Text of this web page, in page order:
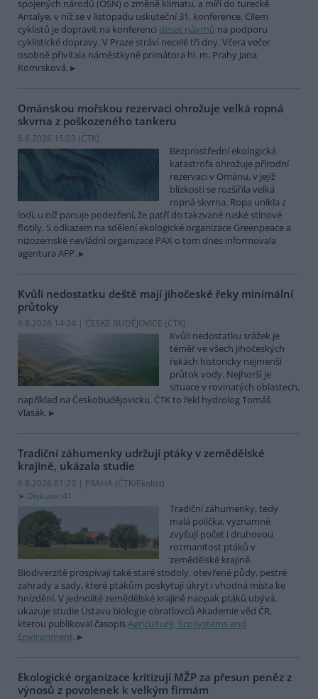
spojených národů (OSN) o změně klimatu, a míří do turecké
Antalye, v níž se v listopadu uskuteční 31. konference. Cílem
cyklistů je dopravit na konferenci deset návrhů na podporu
cyklistické dopravy. V Praze stráví necelé tři dny. Včera večer
osobně přivítala náměstkyně primátora hl. m. Prahy Jana
Komrsková.
Ománskou mořskou rezervaci ohrožuje velká ropná
skvrna z poškozeného tankeru
6.8.2026 15:03 (ČTK)
Bezprostřední ekologická
katastrofa ohrožuje přírodní
rezervaci v Ománu, v jejíž
blízkosti se rozšířila velká
ropná skvrna. Ropa unikla z
lodi, u níž panuje podezření, že patří do takzvané ruské stínové
flotily. S odkazem na sdělení ekologické organizace Greenpeace a
nizozemské nevládní organizace PAX o tom dnes informovala
agentura AFP.
Kvůli nedostatku deště mají jihočeské řeky minimální
průtoky
6.8.2026 14:24 | ČESKÉ BUDĚJOVICE (ČTK)
Kvůli nedostatku srážek je
téměř ve všech jihočeských
řekách historicky nejmenší
průtok vody. Nejhorší je
situace v rovinatých oblastech,
například na Českobudějovicku. ČTK to řekl hydrolog Tomáš
Vlasák.
Tradiční záhumenky udržují ptáky v zemědělské
krajině, ukázala studie
6.8.2026 01:23 | PRAHA (ČTK/Ekolist)
Diskuse: 41
Tradiční záhumenky, tedy
malá políčka, významně
zvyšují počet i druhovou
rozmanitost ptáků v
zemědělské krajině.
Biodiverzitě prospívají také staré stodoly, otevřené půdy, pestré
zahrady a sady, které ptákům poskytují úkryt i vhodná místa ke
hnízdění. V jednolité zemědělské krajině naopak ptáků ubývá,
ukazuje studie Ústavu biologie obratlovců Akademie věd ČR,
kterou publikoval časopisAgriculture, Ecosystems and
Environment.
Ekologické organizace kritizují MŽP za přesun peněz z
výnosů z povolenek k velkým firmám